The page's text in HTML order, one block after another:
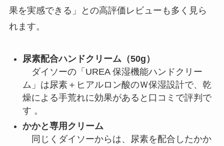
果を実感できる」との高評価レビューも多く見ら
れます。
尿素配合ハンドクリーム（50g）
ダイソーの「UREA 保湿機能ハンドクリー
ム」は尿素＋ヒアルロン酸のＷ保湿設計で、乾
燥による手荒れに効果があると口コミで評判で
す 。
かかと専用クリーム
同じくダイソーからは、尿素を配合したかか